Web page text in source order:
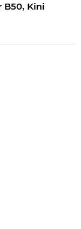
B50, Kini